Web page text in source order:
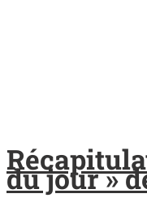
du jour »